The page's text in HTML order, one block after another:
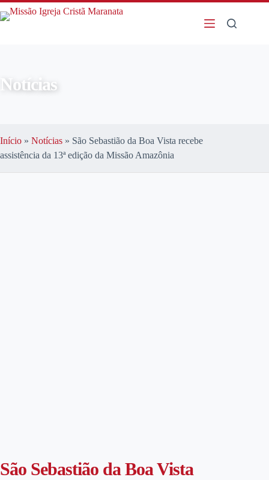
Notícias
Início » Notícias » São Sebastião da Boa Vista recebe
assistência da 13ª edição da Missão Amazônia
São Sebastião da Boa Vista